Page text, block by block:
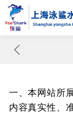
一、本网站所
内容真实性、